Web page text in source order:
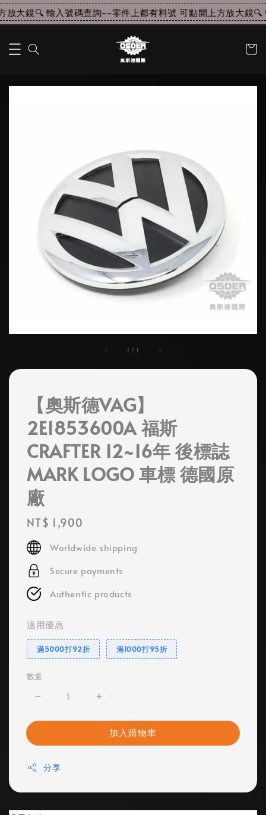
大鏡🔍 輸入號碼查詢~~零件上都有料號 可點開上方放大鏡🔍
1 / 1
【奧斯德VAG】
2E1853600A 福斯
CRAFTER 12~16年 後標誌
MARK LOGO 車標 德國原
廠
Regular
price
NT$ 1,900
Worldwide shipping
Secure payments
Authentic products
適用優惠
滿5000打92折 滿1000打95折
數量
加入購物車
分享